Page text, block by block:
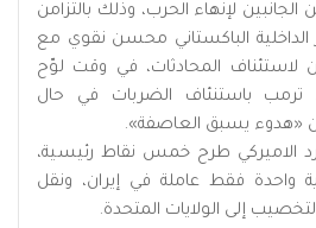
لإنهاء الحرب، وذلك بالتزامن
الداخلية الباكستاني محسن نقوي مع
لاستئناف المحادثات، في وقت لوّح
ترمب باستنئاف الضربات في حال
«هدوء يسبق العاصفة».
الاميركي طرح خمس نقاط رئيسية،
واحدة فقط عاملة في إيران، ونقل
إلى الولايات المتحدة.